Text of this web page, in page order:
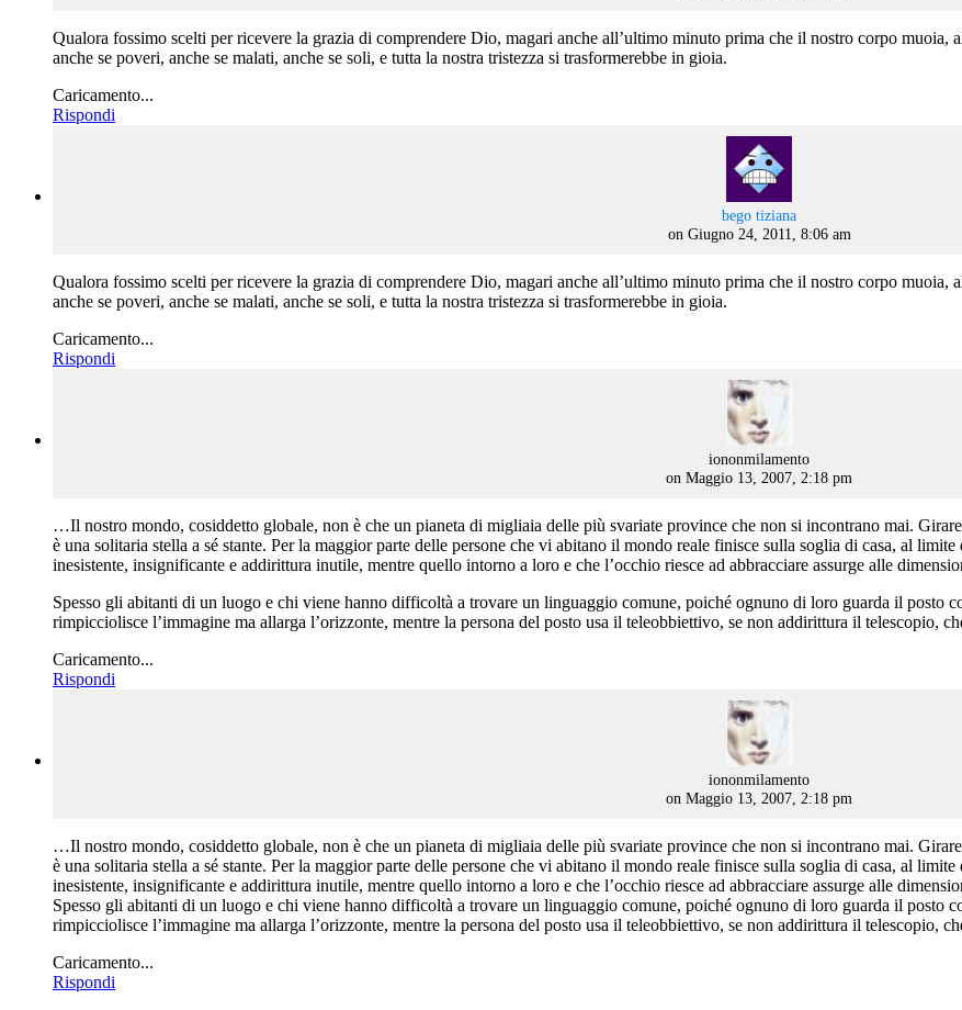
Qualora fossimo scelti per ricevere la grazia di comprendere Dio, magari anche all’ultimo minuto prima che il nostro corpo muoia,
anche se poveri, anche se malati, anche se soli, e tutta la nostra tristezza si trasformerebbe in gioia.
Caricamento...
Rispondi
bego tizianasays:
on Giugno 24, 2011, 8:06 am
Qualora fossimo scelti per ricevere la grazia di comprendere Dio, magari anche all’ultimo minuto prima che il nostro corpo muoia,
anche se poveri, anche se malati, anche se soli, e tutta la nostra tristezza si trasformerebbe in gioia.
Caricamento...
Rispondi
iononmilamentosays:
on Maggio 13, 2007, 2:18 pm
…Il nostro mondo, cosiddetto globale, non è che un pianeta di migliaia delle più svariate province che non si incontrano mai.
è una solitaria stella a sé stante. Per la maggior parte delle persone che vi abitano il mondo reale finisce sulla soglia di casa, al
inesistente, insignificante e addirittura inutile, mentre quello intorno a loro e che l’occhio riesce ad abbracciare assurge alle
Spesso gli abitanti di un luogo e chi viene hanno difficoltà a trovare un linguaggio comune, poiché ognuno di loro guarda il posto
rimpicciolisce l’immagine ma allarga l’orizzonte, mentre la persona del posto usa il teleobbiettivo, se non addirittura il telescopio,
Caricamento...
Rispondi
iononmilamentosays:
on Maggio 13, 2007, 2:18 pm
…Il nostro mondo, cosiddetto globale, non è che un pianeta di migliaia delle più svariate province che non si incontrano mai.
è una solitaria stella a sé stante. Per la maggior parte delle persone che vi abitano il mondo reale finisce sulla soglia di casa, al
inesistente, insignificante e addirittura inutile, mentre quello intorno a loro e che l’occhio riesce ad abbracciare assurge alle
Spesso gli abitanti di un luogo e chi viene hanno difficoltà a trovare un linguaggio comune, poiché ognuno di loro guarda il posto
rimpicciolisce l’immagine ma allarga l’orizzonte, mentre la persona del posto usa il teleobbiettivo, se non addirittura il telescopio,
Caricamento...
Rispondi